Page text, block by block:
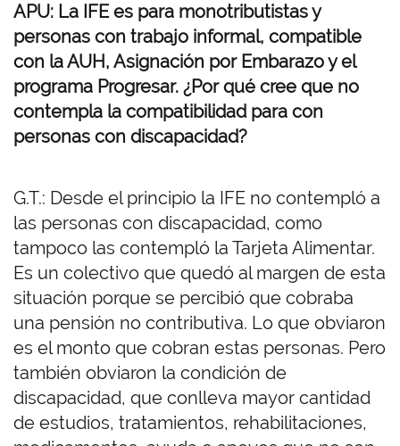
APU: La IFE es para monotributistas y
personas con trabajo informal, compatible
con la AUH, Asignación por Embarazo y el
programa Progresar. ¿Por qué cree que no
contempla la compatibilidad para con
personas con discapacidad?
G.T.: Desde el principio la IFE no contempló a
las personas con discapacidad, como
tampoco las contempló la Tarjeta Alimentar.
Es un colectivo que quedó al margen de esta
situación porque se percibió que cobraba
una pensión no contributiva. Lo que obviaron
es el monto que cobran estas personas. Pero
también obviaron la condición de
discapacidad, que conlleva mayor cantidad
de estudios, tratamientos, rehabilitaciones,